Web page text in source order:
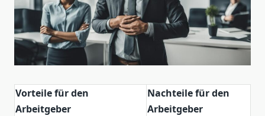
Vorteile für den
Arbeitgeber
Nachteile für den
Arbeitgeber